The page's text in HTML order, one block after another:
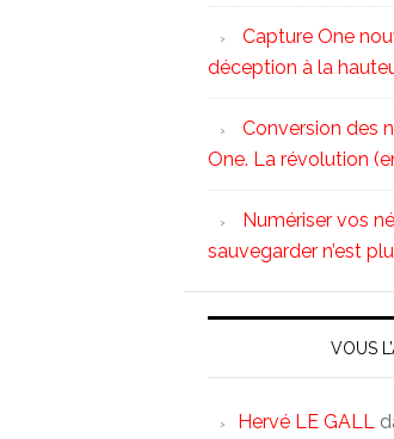
Capture One
déception à la
Conversion des
One. La révolution
Numériser vos
sauvegarder n’est
VOUS
Hervé LE GALL